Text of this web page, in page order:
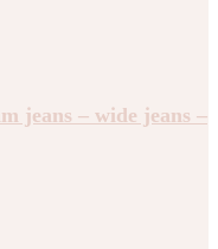
jeans – wide jeans –